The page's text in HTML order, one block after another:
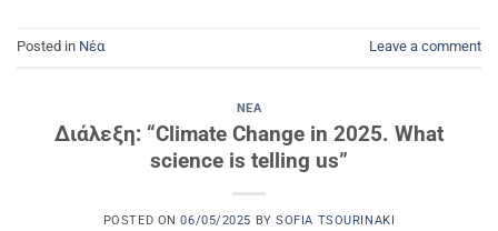
Posted in Νέα Leave a comment
ΝΈΑ
Διάλεξη: “Climate Change in 2025. What
science is telling us”
POSTED ON06/05/2025 BYSOFIA TSOURINAKI